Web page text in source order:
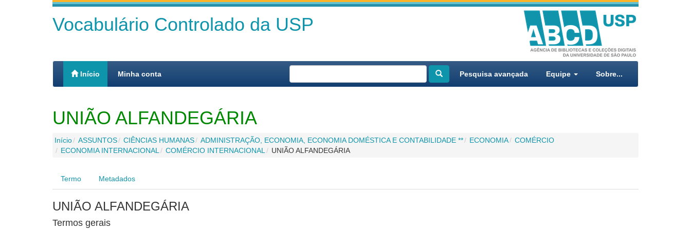
Vocabulário Controlado da USP
Início Minha conta Pesquisa avançada Equipe Sobre...
UNIÃO ALFANDEGÁRIA
Início ASSUNTOS CIÊNCIAS HUMANAS ADMINISTRAÇÃO, ECONOMIA, ECONOMIA DOMÉSTICA E CONTABILIDADE ** ECONOMIA
COMÉRCIO
ECONOMIA INTERNACIONAL
COMÉRCIO INTERNACIONAL UNIÃO ALFANDEGÁRIA
Termo Metadados
UNIÃO ALFANDEGÁRIA
Termos gerais